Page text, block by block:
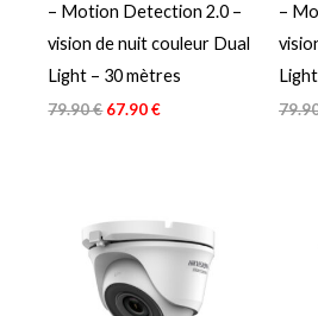
– Motion Detection 2.0 –
vision de nuit couleur Dual
Light – 30 mètres
79.90€ 67.90€
–